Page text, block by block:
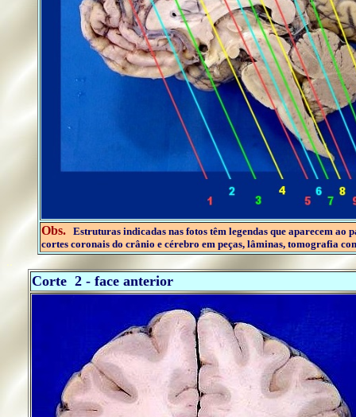
Obs. Estruturas indicadas nas fotos têm legendas que aparecem
cortes coronais do crânio e cérebro em peças, lâminas, tomografia
..
Corte 2 - face anterior